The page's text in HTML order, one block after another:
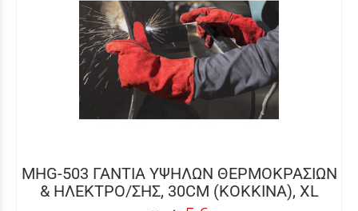
MHG-503 ΓΑΝΤΙΑ ΥΨΗΛΩΝ ΘΕΡΜΟΚΡΑΣΙΩΝ
& ΗΛΕΚΤΡΟ/ΣΗΣ, 30CM (ΚΟΚΚΙΝΑ), XL